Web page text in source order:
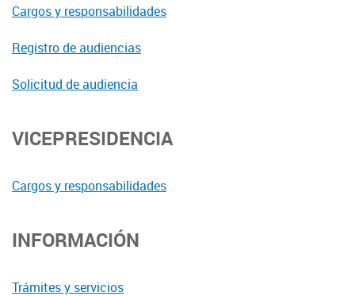
Cargos y responsabilidades
Registro de audiencias
Solicitud de audiencia
VICEPRESIDENCIA
Cargos y responsabilidades
INFORMACIÓN
Trámites y servicios